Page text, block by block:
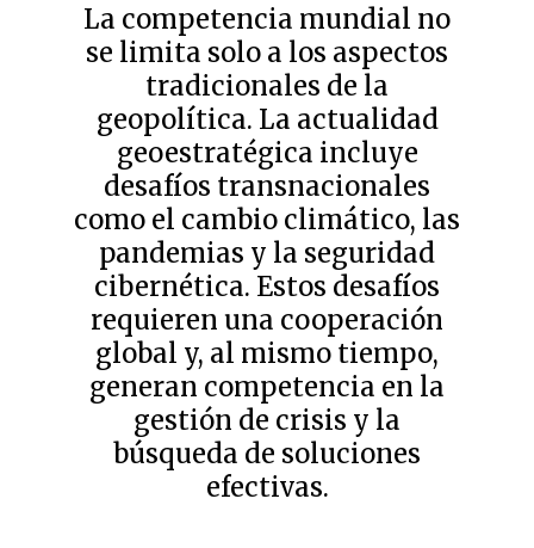
La competencia mundial no
se limita solo a los aspectos
tradicionales de la
geopolítica. La actualidad
geoestratégica incluye
desafíos transnacionales
como el cambio climático, las
pandemias y la seguridad
cibernética. Estos desafíos
requieren una cooperación
global y, al mismo tiempo,
generan competencia en la
gestión de crisis y la
búsqueda de soluciones
efectivas.